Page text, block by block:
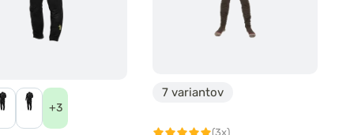
+3
7 variantov
(3x)